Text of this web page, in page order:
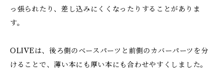
っ張られたり、差し込みにくくなったりすることがありま
す。
OLIVEは、後ろ側のベースパーツと前側のカバーパーツを分
けることで、薄い本にも厚い本にも合わせやすくしました。